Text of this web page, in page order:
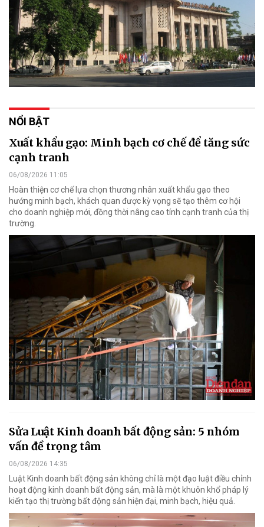
NỔI BẬT
Xuất khẩu gạo: Minh bạch cơ chế để tăng sức
cạnh tranh
06/08/2026 11:05
Hoàn thiện cơ chế lựa chọn thương nhân xuất khẩu gạo theo
hướng minh bạch, khách quan được kỳ vọng sẽ tạo thêm cơ hội
cho doanh nghiệp mới, đồng thời nâng cao tính cạnh tranh của thị
trường.
Sửa Luật Kinh doanh bất động sản: 5 nhóm
vấn đề trọng tâm
06/08/2026 14:35
Luật Kinh doanh bất động sản không chỉ là một đạo luật điều chỉnh
hoạt động kinh doanh bất động sản, mà là một khuôn khổ pháp lý
kiến tạo thị trường bất động sản hiện đại, minh bạch, hiệu quả.